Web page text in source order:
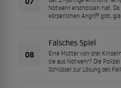
Notwehr erschossen hat.
körperlichen Angriff gibt,
08
Falsches Spiel
Eine Mutter von drei
sie aus Notwehr? Die
Schlüssel zur Lösung des